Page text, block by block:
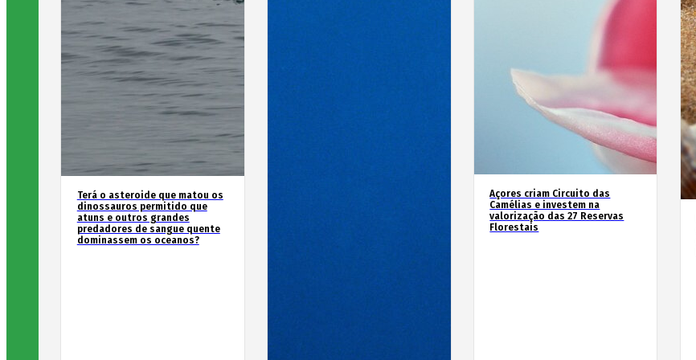
Terá o asteroide que matou os
dinossauros permitido que
atuns e outros grandes
predadores de sangue quente
dominassem os oceanos?
Açores criam Circuito das
Camélias e investem na
valorização das 27 Reservas
Florestais